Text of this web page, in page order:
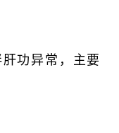
功异常，主要